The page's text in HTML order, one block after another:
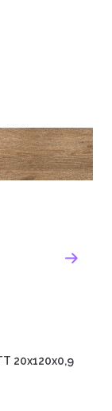
20x120x0,9